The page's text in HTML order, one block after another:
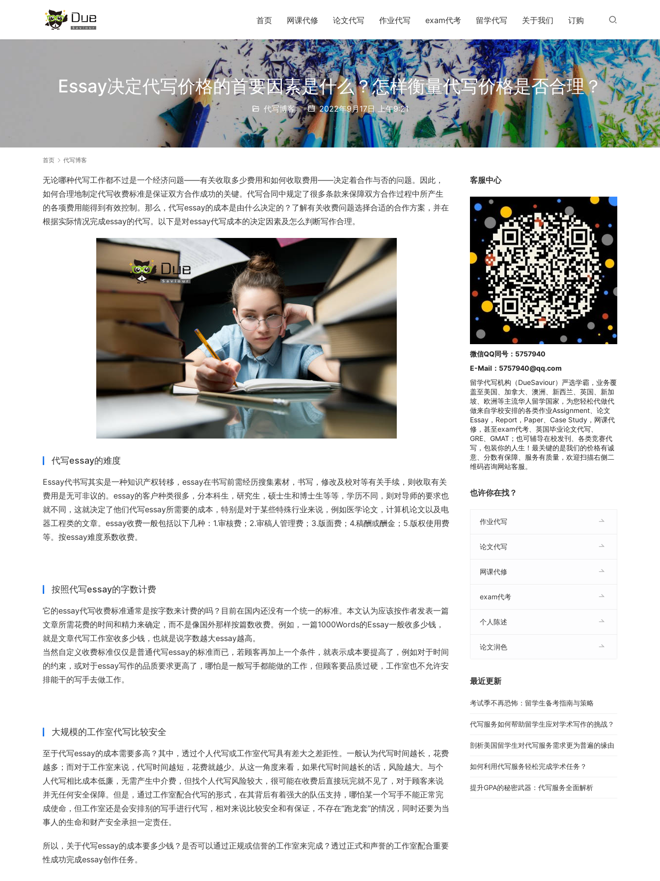
首页 网课代修 论文代写 作业代写 exam代考 留学代写 关于我们 订购
Essay决定代写价格的首要因素是什么？怎样衡量代写价格是否合理？
代写博客 2022年9月17日 上午9:21
首页 代写博客
无论哪种代写工作都不过是一个经济问题——有关收取多少费用和如何收取费用——决定着合作与否的问题。因此，
如何合理地制定代写收费标准是保证双方合作成功的关键。代写合同中规定了很多条款来保障双方合作过程中所产生
的各项费用能得到有效控制。那么，代写essay的成本是由什么决定的？了解有关收费问题选择合适的合作方案，并在
根据实际情况完成essay的代写。以下是对essay代写成本的决定因素及怎么判断写作合理。
代写essay的难度
Essay代书写其实是一种知识产权转移，essay在书写前需经历搜集素材，书写，修改及校对等有关手续，则收取有关
费用是无可非议的。essay的客户种类很多，分本科生，研究生，硕士生和博士生等等，学历不同，则对导师的要求也
就不同，这就决定了他们代写essay所需要的成本，特别是对于某些特殊行业来说，例如医学论文，计算机论文以及电
器工程类的文章。essay收费一般包括以下几种：1.审核费；2.审稿人管理费；3.版面费；4.稿酬或酬金；5.版权使用费
等。按essay难度系数收费。
按照代写essay的字数计费
它的essay代写收费标准通常是按字数来计费的吗？目前在国内还没有一个统一的标准。本文认为应该按作者发表一篇
文章所需花费的时间和精力来确定，而不是像国外那样按篇数收费。例如，一篇1000Words的Essay一般收多少钱，
就是文章代写工作室收多少钱，也就是说字数越大essay越高。
当然自定义收费标准仅仅是普通代写essay的标准而已，若顾客再加上一个条件，就表示成本要提高了，例如对于时间
的约束，或对于essay写作的品质要求更高了，哪怕是一般写手都能做的工作，但顾客要品质过硬，工作室也不允许安
排能干的写手去做工作。
大规模的工作室代写比较安全
至于代写essay的成本需要多高？其中，透过个人代写或工作室代写具有差大之差距性。一般认为代写时间越长，花费
越多；而对于工作室来说，代写时间越短，花费就越少。从这一角度来看，如果代写时间越长的话，风险越大。与个
人代写相比成本低廉，无需产生中介费，但找个人代写风险较大，很可能在收费后直接玩完就不见了，对于顾客来说
并无任何安全保障。但是，通过工作室配合代写的形式，在其背后有着强大的队伍支持，哪怕某一个写手不能正常完
成使命，但工作室还是会安排别的写手进行代写，相对来说比较安全和有保证，不存在“跑龙套”的情况，同时还要为当
事人的生命和财产安全承担一定责任。
所以，关于代写essay的成本要多少钱？是否可以通过正规或信誉的工作室来完成？透过正式和声誉的工作室配合重要
性成功完成essay创作任务。
客服中心
微信QQ同号：5757940
E-Mail： 5757940@qq.com
留学代写机构（DueSaviour）严选学霸，业务覆
盖至美国、加拿大、澳洲、新西兰、英国、新加
坡、欧洲等主流华人留学国家，为您轻松代做代
做来自学校安排的各类作业Assignment、论文
Essay，Report，Paper、Case Study，网课代
修，甚至exam代考、英国毕业论文代写、
GRE、GMAT；也可辅导在校发刊、各类竞赛代
写，包装你的人生！最关键的是我们的价格有诚
意、分数有保障、服务有质量，欢迎扫描右侧二
维码咨询网站客服。
也许你在找？
作业代写
论文代写
网课代修
exam代考
个人陈述
论文润色
最近更新
考试季不再恐怖：留学生备考指南与策略
代写服务如何帮助留学生应对学术写作的挑战？
剖析美国留学生对代写服务需求更为普遍的缘由
如何利用代写服务轻松完成学术任务？
提升GPA的秘密武器：代写服务全面解析